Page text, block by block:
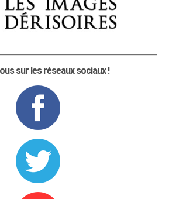
sur les réseaux sociaux !